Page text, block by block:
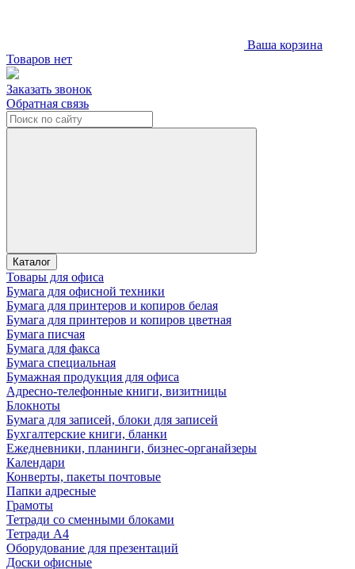
Ваша корзина
Товаров нет
Заказать звонок
Обратная связь
Каталог
Товары для офиса
Бумага для офисной техники
Бумага для принтеров и копиров белая
Бумага для принтеров и копиров цветная
Бумага писчая
Бумага для факса
Бумага специальная
Бумажная продукция для офиса
Адресно-телефонные книги, визитницы
Блокноты
Бумага для записей, блоки для записей
Бухгалтерские книги, бланки
Ежедневники, планинги, бизнес-органайзеры
Календари
Конверты, пакеты почтовые
Папки адресные
Грамоты
Тетради со сменными блоками
Тетради А4
Оборудование для презентаций
Доски офисные